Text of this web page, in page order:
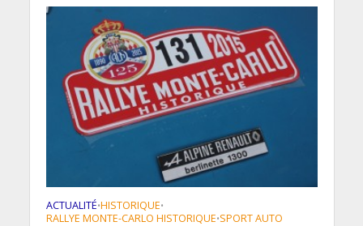
ACTUALITÉ•HISTORIQUE•
RALLYE MONTE-CARLO HISTORIQUE•SPORT AUTO